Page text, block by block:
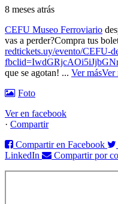
8 meses atrás
CEFU Museo Ferroviario
vas a perder?Compra tus
redtickets.uy/evento/CEFU-
que se agotan! ... Ver másVer
Foto
Ver en facebook
· Compartir
Compartir en Facebook
LinkedIn
Compartir por